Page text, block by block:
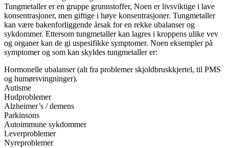
Tungmetaller er en gruppe grunnstoffer, Noen er livsviktige i lave
konsentrasjoner, men giftige i høye konsentrasjoner. Tungmetaller
kan være bakenforliggende årsak for en rekke ubalanser og
sykdommer. Ettersom tungmetaller kan lagres i kroppens ulike vev
og organer kan de gi uspesifikke symptomer. Noen eksempler på
symptomer og som kan skyldes tungmetaller er:
Hormonelle ubalanser (alt fra problemer skjoldbruskkjertel, til PMS
og humørsvingninger).
Autisme
Hudproblemer
Alzheimer’s / demens
Parkinsons
Autoimmune sykdommer
Leverproblemer
Nyreproblemer